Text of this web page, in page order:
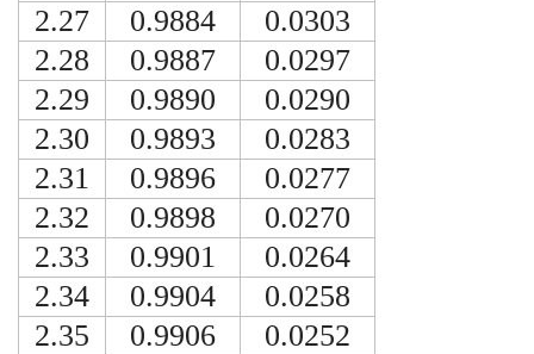
2.27
0.9884
0.0303
2.28
0.9887
0.0297
2.29
0.9890
0.0290
2.30
0.9893
0.0283
2.31
0.9896
0.0277
2.32
0.9898
0.0270
2.33
0.9901
0.0264
2.34
0.9904
0.0258
2.35
0.9906
0.0252